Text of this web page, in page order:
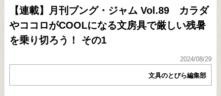
【連載】月刊ブング・ジャム Vol.89 カラダ
やココロがCOOLになる文房具で厳しい残暑
を乗り切ろう！ その1
2024/08/29
文具のとびら編集部